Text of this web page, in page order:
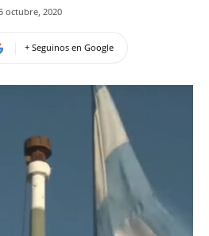
octubre, 2020
+ Seguinos en Google